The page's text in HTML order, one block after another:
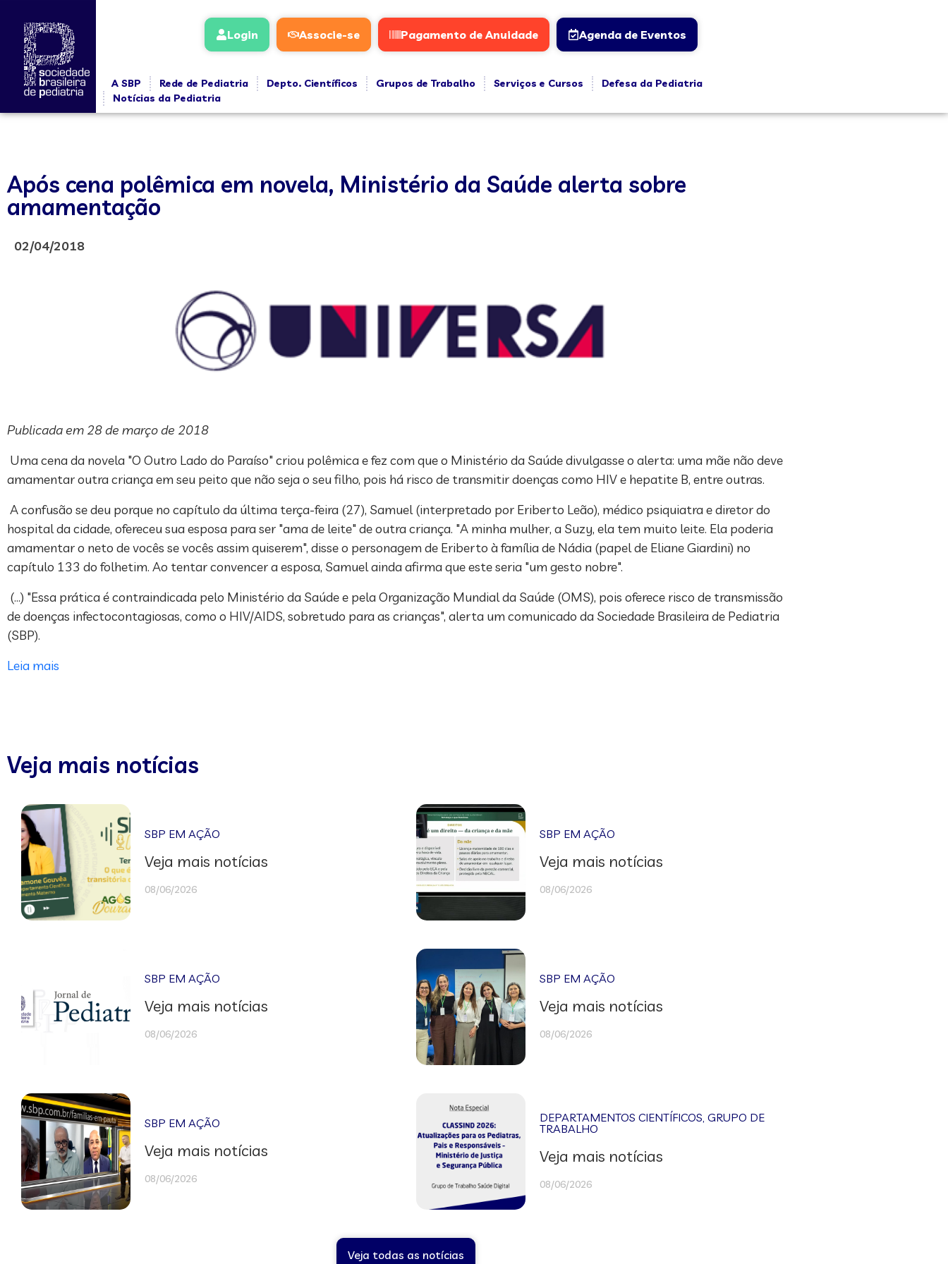
Login Associe-se Pagamento de Anuidade Agenda de Eventos
A SBP Rede de Pediatria Depto. Científicos Grupos de Trabalho Serviços e Cursos
Defesa da Pediatria
Notícias da Pediatria
Após cena polêmica em novela, Ministério da Saúde alerta sobre
amamentação
02/04/2018
Publicada em 28 de março de 2018
Uma cena da novela "O Outro Lado do Paraíso" criou polêmica e fez com que o Ministério da Saúde divulgasse o alerta: uma mãe não deve
amamentar outra criança em seu peito que não seja o seu filho, pois há risco de transmitir doenças como HIV e hepatite B, entre outras.
A confusão se deu porque no capítulo da última terça-feira (27), Samuel (interpretado por Eriberto Leão), médico psiquiatra e diretor do
hospital da cidade, ofereceu sua esposa para ser "ama de leite" de outra criança. "A minha mulher, a Suzy, ela tem muito leite. Ela poderia
amamentar o neto de vocês se vocês assim quiserem", disse o personagem de Eriberto à família de Nádia (papel de Eliane Giardini) no
capítulo 133 do folhetim. Ao tentar convencer a esposa, Samuel ainda afirma que este seria "um gesto nobre".
(…) "Essa prática é contraindicada pelo Ministério da Saúde e pela Organização Mundial da Saúde (OMS), pois oferece risco de transmissão
de doenças infectocontagiosas, como o HIV/AIDS, sobretudo para as crianças", alerta um comunicado da Sociedade Brasileira de Pediatria
(SBP).
Leia mais
Veja mais notícias
SBP EM AÇÃO
Veja mais notícias
08/06/2026
SBP EM AÇÃO
Veja mais notícias
08/06/2026
SBP EM AÇÃO
Veja mais notícias
08/06/2026
SBP EM AÇÃO
Veja mais notícias
08/06/2026
SBP EM AÇÃO
Veja mais notícias
08/06/2026
DEPARTAMENTOS CIENTÍFICOS ,GRUPO DE
TRABALHO
Veja mais notícias
08/06/2026
Veja todas as notícias